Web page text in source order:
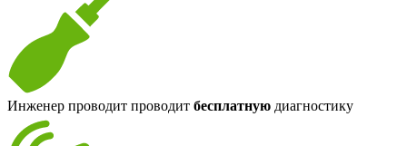
Инженер проводит проводит бесплатную диагностику